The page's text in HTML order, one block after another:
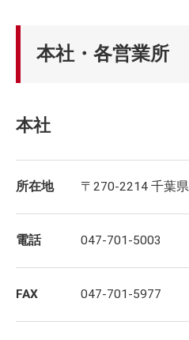
本社・各営業所
本社
所在地 〒270-2214 千葉
電話 047-701-5003
FAX 047-701-5977